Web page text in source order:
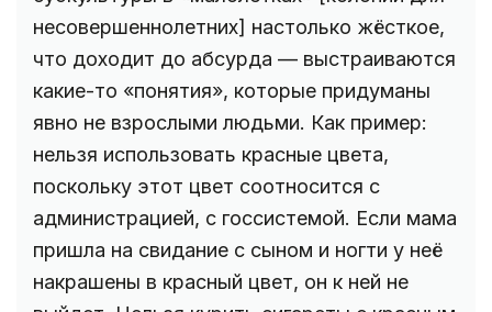
несовершеннолетних] настолько жёсткое,
что доходит до абсурда — выстраиваются
какие-то «понятия», которые придуманы
явно не взрослыми людьми. Как пример:
нельзя использовать красные цвета,
поскольку этот цвет соотносится с
администрацией, с госсистемой. Если мама
пришла на свидание с сыном и ногти у неё
накрашены в красный цвет, он к ней не